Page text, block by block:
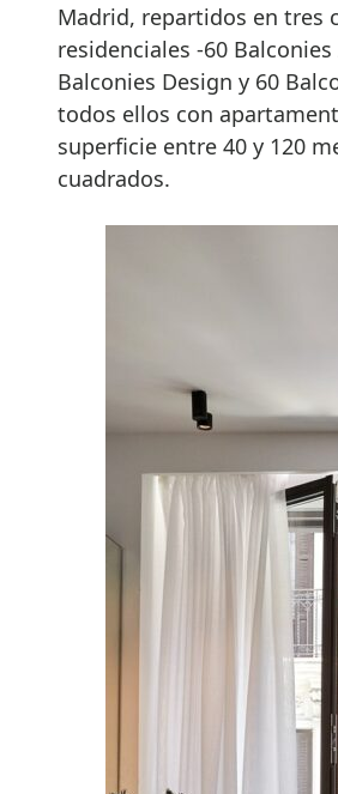
Madrid, repartidos en tres
residenciales -60
Balconies Design y 60
todos ellos con
superficie entre 40 y 120
cuadrados.